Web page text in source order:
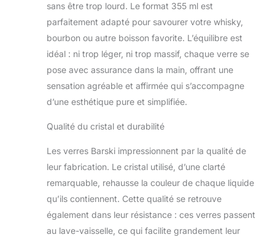
sans être trop lourd. Le format 355 ml est
parfaitement adapté pour savourer votre whisky,
bourbon ou autre boisson favorite. L’équilibre est
idéal : ni trop léger, ni trop massif, chaque verre se
pose avec assurance dans la main, offrant une
sensation agréable et affirmée qui s’accompagne
d’une esthétique pure et simplifiée.
Qualité du cristal et durabilité
Les verres Barski impressionnent par la qualité de
leur fabrication. Le cristal utilisé, d’une clarté
remarquable, rehausse la couleur de chaque liquide
qu’ils contiennent. Cette qualité se retrouve
également dans leur résistance : ces verres passent
au lave-vaisselle, ce qui facilite grandement leur